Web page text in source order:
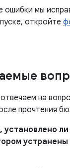
ошибки мы
откройте
на
прочтения
установлено